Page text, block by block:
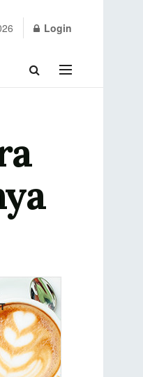
Login